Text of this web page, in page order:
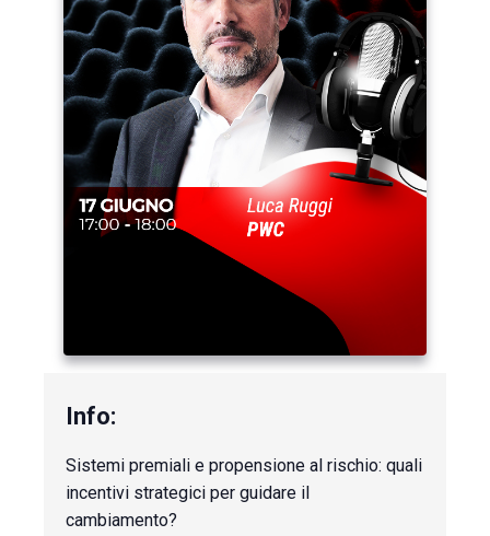
Sistemi premiali e propensione al rischio: quali
incentivi strategici per guidare il
cambiamento?